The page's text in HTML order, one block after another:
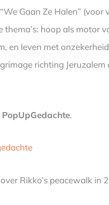
Gaan Ze Halen”
thema’s: hoop als motor
en leven met
richting
PopUpGedachte.
Rikko’s peacewalk in